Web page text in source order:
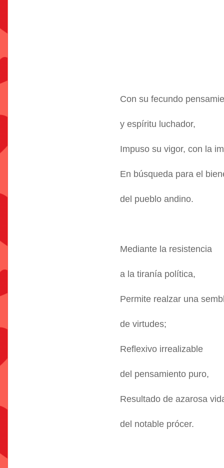
Con su fecundo
y espíritu luchador,
Impuso su vigor, con la
En búsqueda para el
del pueblo andino.
Mediante la resistencia
a la tiranía política,
Permite realzar una
de virtudes;
Reflexivo irrealizable
del pensamiento puro,
Resultado de azarosa
del notable prócer.